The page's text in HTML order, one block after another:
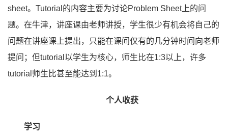
sheet。Tutorial的内容主要为讨论Problem Sheet上的问
题。在牛津，讲座课由老师讲授，学生很少有机会将自己的
问题在讲座课上提出，只能在课间仅有的几分钟时间向老师
提问；但tutorial以学生为核心，师生比在1:3以上，许多
tutorial师生比甚至能达到1:1。
个人收获
学习